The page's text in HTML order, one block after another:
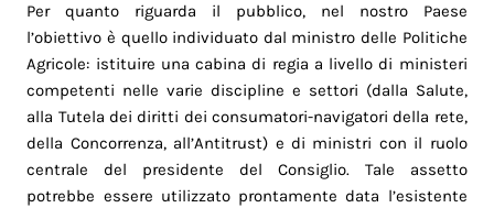
Per quanto riguarda il pubblico, nel nostro Paese
l’obiettivo è quello individuato dal ministro delle Politiche
Agricole: istituire una cabina di regia a livello di ministeri
competenti nelle varie discipline e settori (dalla Salute,
alla Tutela dei diritti dei consumatori-navigatori della rete,
della Concorrenza, all’Antitrust) e di ministri con il ruolo
centrale del presidente del Consiglio. Tale assetto
potrebbe essere utilizzato prontamente data l’esistente